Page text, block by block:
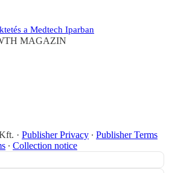
a Medtech Iparban
MAGAZIN
· Publisher Privacy ∙ Publisher Terms
∙ Collection notice